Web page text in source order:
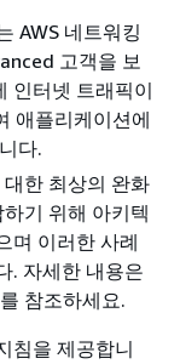
AWS 네트워킹
고객을 보
인터넷 트래픽이
애플리케이션에
다.
한 최상의 완화
기 위해 아키텍
며 이러한 사례
. 자세한 내용은
를 참조하세요.
침을 제공합니